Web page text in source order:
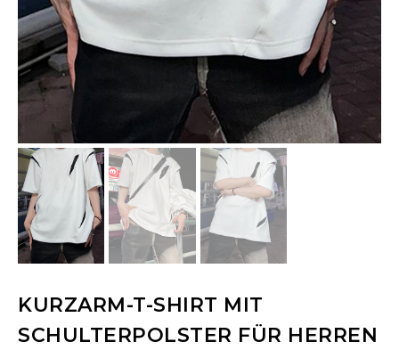
KURZARM-T-SHIRT MIT
SCHULTERPOLSTER FÜR HERREN